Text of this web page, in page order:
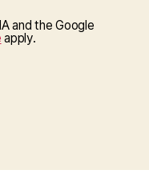
and the Google
apply.